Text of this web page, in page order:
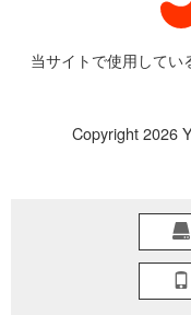
当サイトで使用してい
Copyright 2026